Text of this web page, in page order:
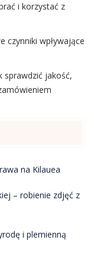
i korzystać z
czynniki wpływające
sprawdzić jakość,
na Kilauea
– robienie zdjęć z
i plemienną